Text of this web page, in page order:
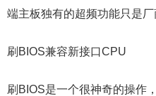
端主板独有的超频功能只是厂
刷BIOS兼容新接口CPU
刷BIOS是一个很神奇的操作